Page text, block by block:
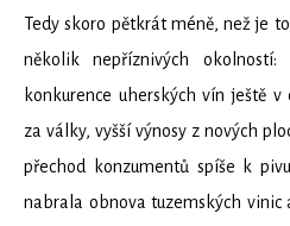
Tedy skoro pětkrát méně, než je
několik nepříznivých okolností:
konkurence uherských vín ještě
za války, vyšší výnosy z nových
přechod konzumentů spíše k
nabrala obnova tuzemských vinic